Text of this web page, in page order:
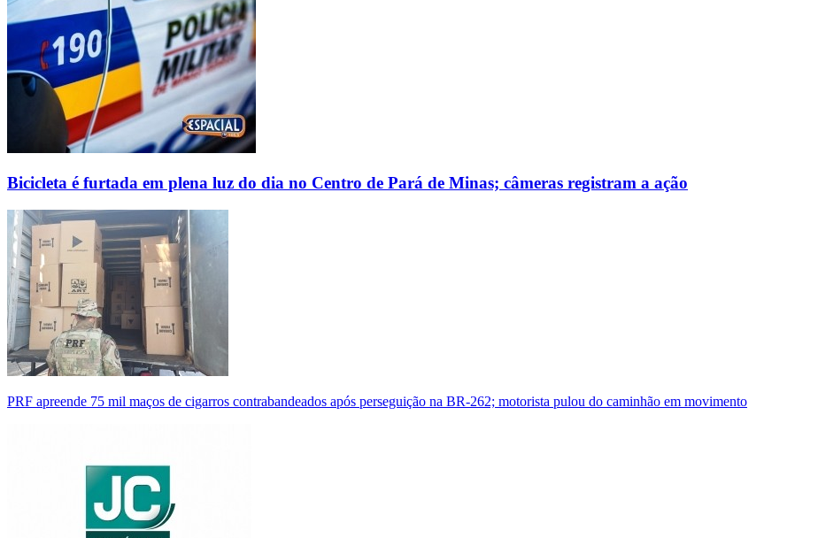
Bicicleta é furtada em plena luz do dia no Centro de Pará de Minas; câmeras registram a ação
PRF apreende 75 mil maços de cigarros contrabandeados após perseguição na BR-262; motorista pulou do caminhão em movimento